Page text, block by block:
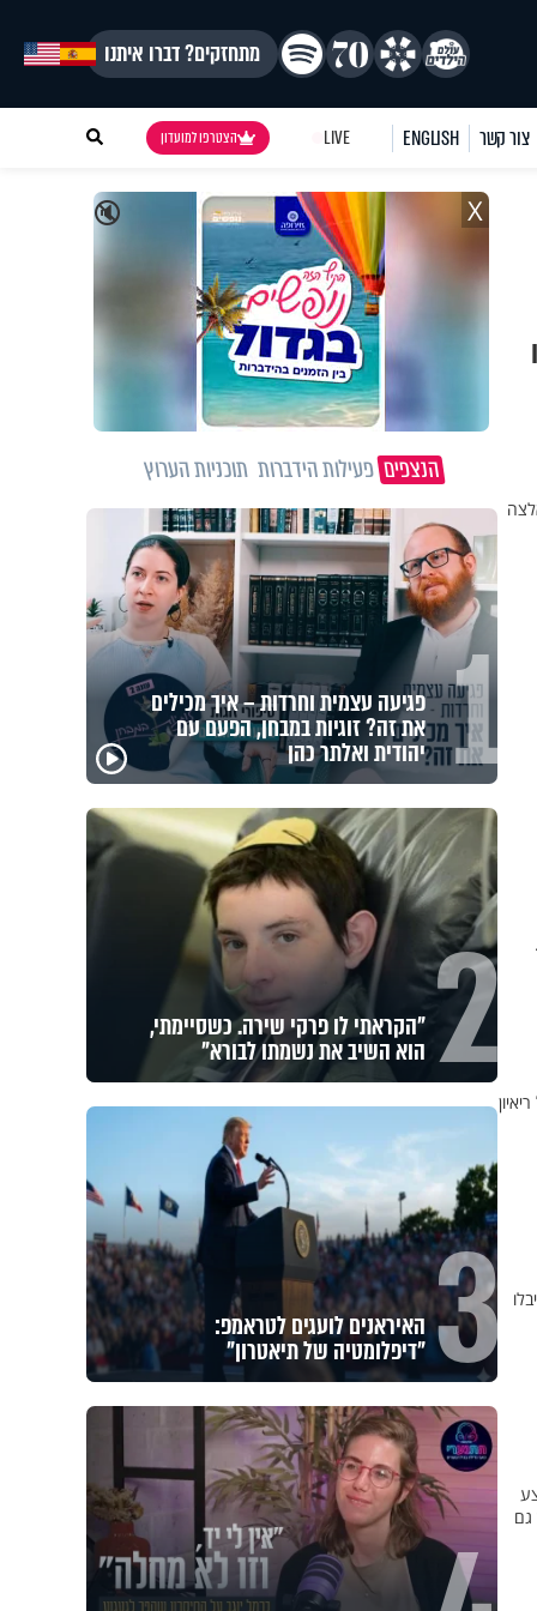
מתחזקים? דברו איתנו
צור קשר ENGLISH
LIVE הצטרפו למועדון
לבצע
גם
🔇 X
הנצפיםפעילות הידברות תוכניות הערוץ
1 מזוזות, ציציות וספרים מחזקים:
המיזם שיביא שמירה רוחנית לאלפי
חיילי צה"ל
2 לזיווגים, שלום בית וישועות: המשדר
העולמי של ט"ו באב
3 אחי, מחכים רק לך: יום התפילין
העולמי מגיע לתל אביב
מה הסיכוי להתחתן בגיל 37? הפעולה